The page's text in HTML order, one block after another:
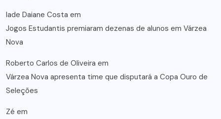
lade Daiane Costa em
Jogos Estudantis premiaram dezenas de alunos em Várzea
Nova
Roberto Carlos de Oliveira em
Várzea Nova apresenta time que disputará a Copa Ouro de
Seleções
Zé em